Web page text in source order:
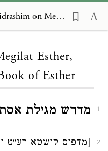
Otzar Midrashim, Midrashim on Megilat Esther, Midrash on the Book of Esther
Esther,
of Esther
1 מדרש מגילת
2
[מדפוס קושטא רע״ט